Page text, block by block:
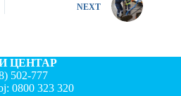
NEXT
ЦЕНТАР
502-777
0800 323 320